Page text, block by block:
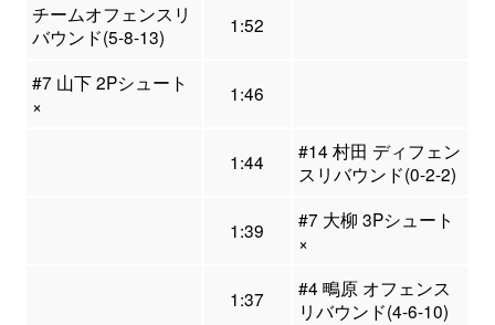
チームオフェンスリ
バウンド(5-8-13)
1:52
#7 山下 2Pシュート
×
1:46
1:44
#14 村田 ディフェン
スリバウンド(0-2-2)
1:39
#7 大柳 3Pシュート
×
1:37
#4 鴫原 オフェンス
リバウンド(4-6-10)